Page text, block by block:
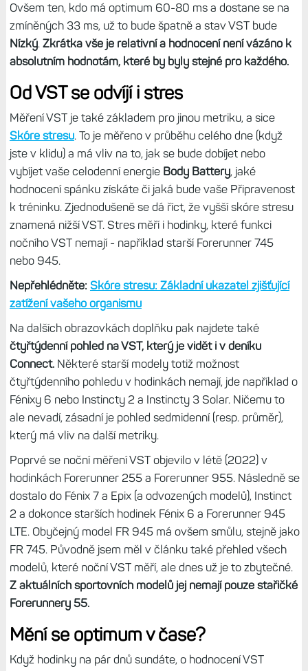
Ovšem ten, kdo má optimum 60-80 ms a dostane se na
zmíněných 33 ms, už to bude špatně a stav VST bude
Nízký. Zkrátka vše je relativní a hodnocení není vázáno k
absolutním hodnotám, které by byly stejné pro každého.
Od VST se odvíjí i stres
Měření VST je také základem pro jinou metriku, a sice
Skóre stresu. To je měřeno v průběhu celého dne (když
jste v klidu) a má vliv na to, jak se bude dobíjet nebo
vybíjet vaše celodenní energie Body Battery, jaké
hodnocení spánku získáte či jaká bude vaše Připravenost
k tréninku. Zjednodušeně se dá říct, že vyšší skóre stresu
znamená nižší VST. Stres měří i hodinky, které funkci
nočního VST nemají - například starší Forerunner 745
nebo 945.
Nepřehlédněte: Skóre stresu: Základní ukazatel zjišťující
zatížení vašeho organismu
Na dalších obrazovkách doplňku pak najdete také
čtyřtýdenní pohled na VST, který je vidět i v deníku
Connect. Některé starší modely totiž možnost
čtyřtýdenního pohledu v hodinkách nemají, jde například o
Fénixy 6 nebo Instincty 2 a Instincty 3 Solar. Ničemu to
ale nevadí, zásadní je pohled sedmidenní (resp. průměr),
který má vliv na další metriky.
Poprvé se noční měření VST objevilo v létě (2022) v
hodinkách Forerunner 255 a Forerunner 955. Následně se
dostalo do Fénix 7 a Epix (a odvozených modelů), Instinct
2 a dokonce starších hodinek Fénix 6 a Forerunner 945
LTE. Obyčejný model FR 945 má ovšem smůlu, stejně jako
FR 745. Původně jsem měl v článku také přehled všech
modelů, které noční VST měří, ale dnes už je to zbytečné.
Z aktuálních sportovních modelů jej nemají pouze stařičké
Forerunnery 55.
Mění se optimum v čase?
Když hodinky na pár dnů sundáte, o hodnocení VST